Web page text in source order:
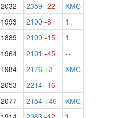
2032 2359 -22
КМС
1993 2100 -8
1
1889 2199 -15
1
1964 2101 -45
--
1984 2176 +3
КМС
2053 2214 -16
--
2077 2154 +46
КМС